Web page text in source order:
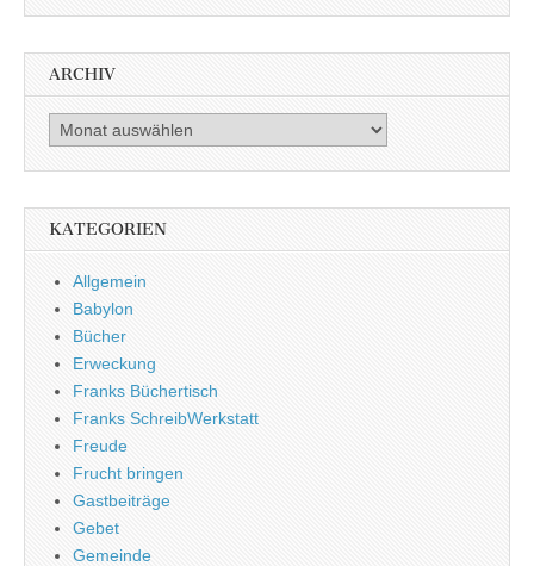
ARCHIV
Archiv
KATEGORIEN
Allgemein
Babylon
Bücher
Erweckung
Franks Büchertisch
Franks SchreibWerkstatt
Freude
Frucht bringen
Gastbeiträge
Gebet
Gemeinde